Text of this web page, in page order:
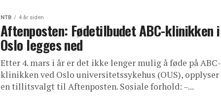
NTB 4 år siden
Aftenposten: Fødetilbudet ABC-klinikken i
Oslo legges ned
Etter 4. mars i år er det ikke lenger mulig å føde på ABC-
klinikken ved Oslo universitetssykehus (OUS), opplyser
en tillitsvalgt til Aftenposten. Sosiale forhold: –...